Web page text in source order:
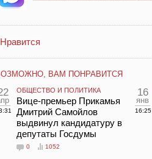
Нравится
ВАМ ПОНРАВИТСЯ
ОБЩЕСТВО И ПОЛИТИКА
Вице-премьер Прикамья
Дмитрий Самойлов
выдвинул кандидатуру в
депутаты Госдумы
0 1052
16
янв
16:25